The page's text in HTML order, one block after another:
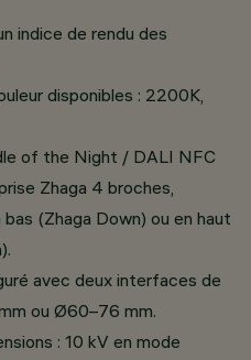
indice de rendu des
disponibles : 2200K,
of the Night / DALI NFC
Zhaga 4 broches,
(Zhaga Down) ou en haut
avec deux interfaces de
ou Ø60–76 mm.
: 10 kV en mode